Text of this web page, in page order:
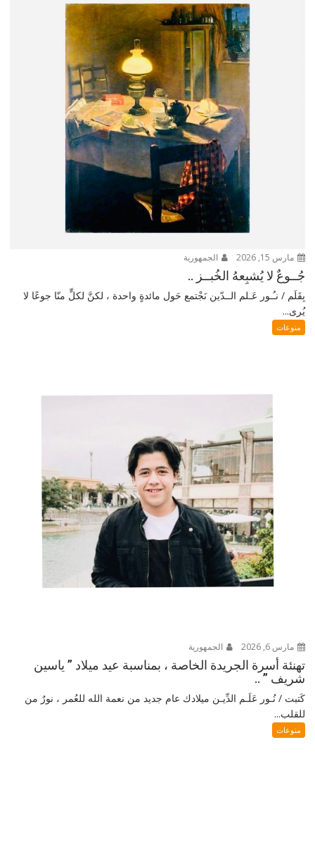
مارس 15, 2026 الجمهورية
جُــوعٌ لا يُشبِعهُ الخُبــز ..
بِقَلَم / نـُـور عَـلم الــدّين نَجْتمع حَول مائدةٍ واحدة ، لكنَّ لكلٍّ منّا جوعًا لا
يُرى...
منوعات
مارس 6, 2026 الجمهورية
تهنئة أسرة الجريدة الخاصة ، بمناسبة عيد ميلاد ” ياسين
شريف ” ..
كَتبت / نُـور عَلَـم الدِّيـن ميلادك عام جديد من نعمة الله للعُمر ، نورٌ من
للقلب...
منوعات